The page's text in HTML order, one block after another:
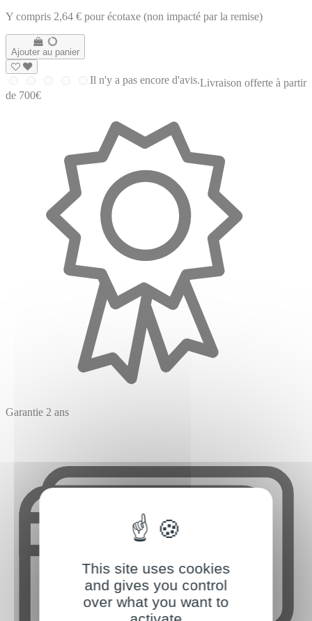
Y compris 2,64 € pour écotaxe (non impacté par la remise)
Ajouter au panier
Il n'y a pas encore d'avis.Livraison offerte à partir
de 700€
Garantie 2 ans
This site uses cookies
and gives you control
over what you want to